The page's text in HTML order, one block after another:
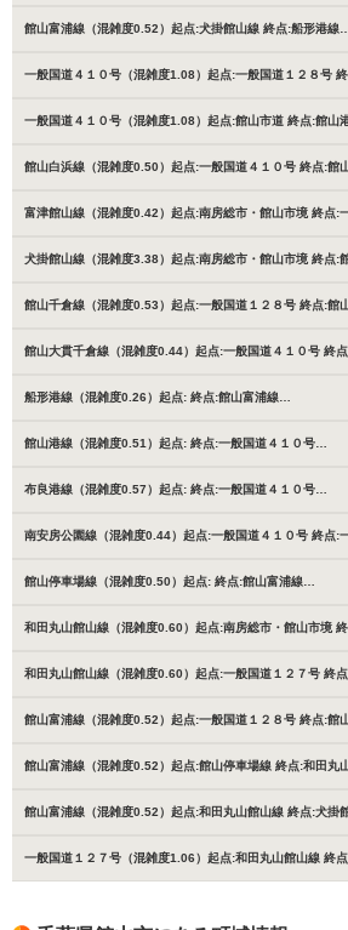
館山富浦線（混雑度0.52）起点:犬掛館山線 終点:船形港線
一般国道４１０号（混雑度1.08）起点:一般国道１２８号
一般国道４１０号（混雑度1.08）起点:館山市道 終点:館山
館山白浜線（混雑度0.50）起点:一般国道４１０号 終点:館
富津館山線（混雑度0.42）起点:南房総市・館山市境 終点:
犬掛館山線（混雑度3.38）起点:南房総市・館山市境 終点:
館山千倉線（混雑度0.53）起点:一般国道１２８号 終点:館
館山大貫千倉線（混雑度0.44）起点:一般国道４１０号 終
船形港線（混雑度0.26）起点: 終点:館山富浦線…
館山港線（混雑度0.51）起点: 終点:一般国道４１０号…
布良港線（混雑度0.57）起点: 終点:一般国道４１０号…
南安房公園線（混雑度0.44）起点:一般国道４１０号 終点:
館山停車場線（混雑度0.50）起点: 終点:館山富浦線…
和田丸山館山線（混雑度0.60）起点:南房総市・館山市境
和田丸山館山線（混雑度0.60）起点:一般国道１２７号 終
館山富浦線（混雑度0.52）起点:一般国道１２８号 終点:館
館山富浦線（混雑度0.52）起点:館山停車場線 終点:和田丸
館山富浦線（混雑度0.52）起点:和田丸山館山線 終点:犬掛
一般国道１２７号（混雑度1.06）起点:和田丸山館山線 終